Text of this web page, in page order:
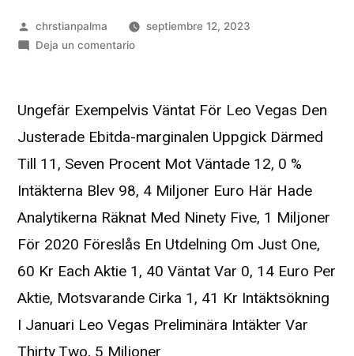
chrstianpalma
septiembre 12, 2023
Deja un comentario
Ungefär Exempelvis Väntat För Leo Vegas Den
Justerade Ebitda-marginalen Uppgick Därmed
Till 11, Seven Procent Mot Väntade 12, 0 %
Intäkterna Blev 98, 4 Miljoner Euro Här Hade
Analytikerna Räknat Med Ninety Five, 1 Miljoner
För 2020 Föreslås En Utdelning Om Just One,
60 Kr Each Aktie 1, 40 Väntat Var 0, 14 Euro Per
Aktie, Motsvarande Cirka 1, 41 Kr Intäktsökning
I Januari Leo Vegas Preliminära Intäkter Var